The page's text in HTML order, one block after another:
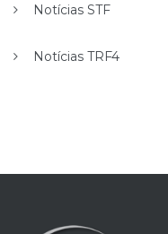
Notícias STF
Notícias TRF4